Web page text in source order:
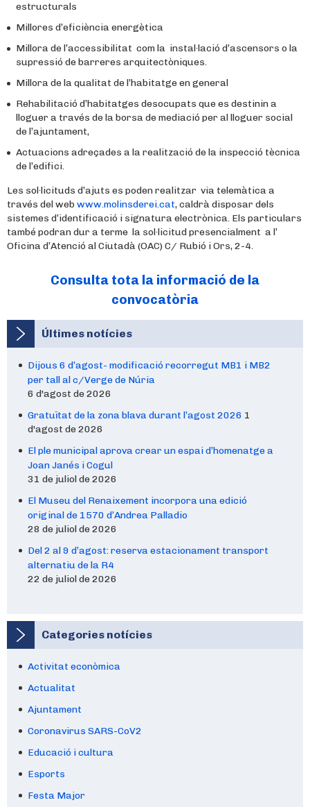
estructurals
Millores d’eficiència energètica
Millora de l’accessibilitat com la instal·lació d’ascensors o la
supressió de barreres arquitectòniques.
Millora de la qualitat de l’habitatge en general
Rehabilitació d’habitatges desocupats que es destinin a
lloguer a través de la borsa de mediació per al lloguer social
de l’ajuntament,
Actuacions adreçades a la realització de la inspecció tècnica
de l’edifici.
Les sol·licituds d’ajuts es poden realitzar via telemàtica a
través del web www.molinsderei.cat, caldrà disposar dels
sistemes d’identificació i signatura electrònica. Els particulars
també podran dur a terme la sol·licitud presencialment a l’
Oficina d’Atenció al Ciutadà (OAC) C/ Rubió i Ors, 2-4.
Consulta tota la informació de la
convocatòria
Últimes notícies
Dijous 6 d’agost- modificació recorregut MB1 i MB2
per tall al c/Verge de Núria
6 d'agost de 2026
Gratuïtat de la zona blava durant l’agost 2026 1
d'agost de 2026
El ple municipal aprova crear un espai d’homenatge a
Joan Janés i Cogul
31 de juliol de 2026
El Museu del Renaixement incorpora una edició
original de 1570 d’Andrea Palladio
28 de juliol de 2026
Del 2 al 9 d’agost: reserva estacionament transport
alternatiu de la R4
22 de juliol de 2026
Categories notícies
Activitat econòmica
Actualitat
Ajuntament
Coronavirus SARS-CoV2
Educació i cultura
Esports
Festa Major